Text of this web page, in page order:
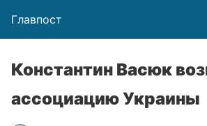
Главпост
Константин Васюк
ассоциацию Украины